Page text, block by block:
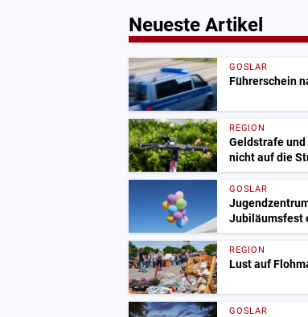
Neueste Artikel
GOSLAR
Führerschein
REGION
Geldstrafe und
nicht auf die
GOSLAR
Jubiläumsfest
REGION
Lust auf
GOSLAR